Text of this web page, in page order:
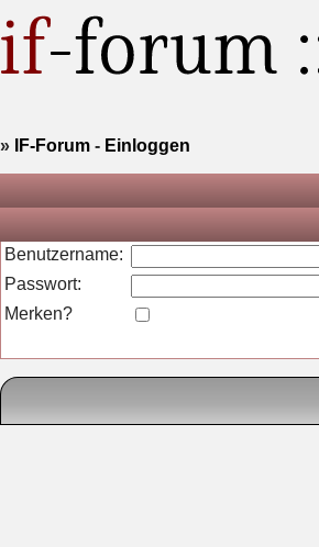
» IF-Forum - Einloggen
Benutzername:
Passwort:
Merken?